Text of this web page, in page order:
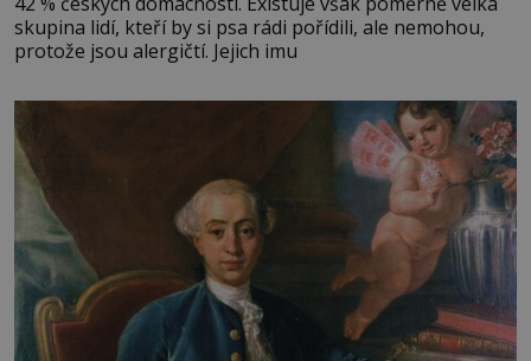
skupina lidí, kteří by si psa rádi pořídili, ale nemohou,
protože jsou alergičtí. Jejich imu